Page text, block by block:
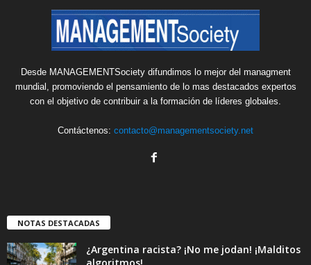
Desde MANAGEMENTSociety difundimos lo mejor del managment
mundial, promoviendo el pensamiento de lo mas destacados expertos
con el objetivo de contribuir a la formación de líderes globales.
Contáctenos: contacto@managementsociety.net
NOTAS DESTACADAS
¿Argentina racista? ¡No me jodan! ¡Malditos
algoritmos!